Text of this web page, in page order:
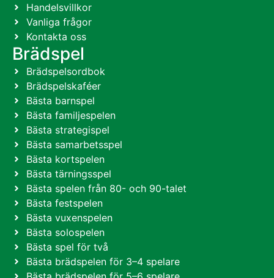
Handelsvillkor
Vanliga frågor
Kontakta oss
Brädspel
Brädspelsordbok
Brädspelskaféer
Bästa barnspel
Bästa familjespelen
Bästa strategispel
Bästa samarbetsspel
Bästa kortspelen
Bästa tärningsspel
Bästa spelen från 80- och 90-talet
Bästa festspelen
Bästa vuxenspelen
Bästa solospelen
Bästa spel för två
Bästa brädspelen för 3–4 spelare